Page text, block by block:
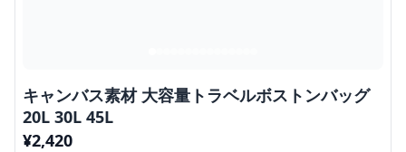
キャンバス素材 大容量トラベルボストンバッグ
20L 30L 45L
¥2,420